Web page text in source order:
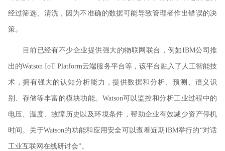
经过筛选、清洗，因为不准确的数据可能导致管理者作出错误的决
策。
目前已经有不少企业提供强大的物联网联台，例如IBM公司推
出的Watson IoT Platform云端服务平台等，该平台融入了人工智能技
术，拥有强大的认知分析能力，提供数据和分析、预测、语义识
别、存储等丰富的模块功能。Watson可以监控和分析工业过程中的
电压、温度、故障历史以及环境条件，帮助企业有效减少资产停机
时间。关于Watson的功能和应用安全可以查看近期IBM举行的“对话
工业互联网在线研讨会”。